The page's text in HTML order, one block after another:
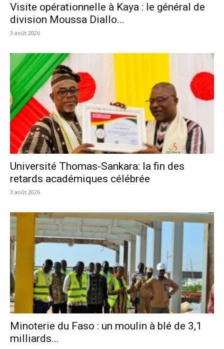
Visite opérationnelle à Kaya : le général de
division Moussa Diallo...
3 août 2026
Université Thomas-Sankara: la fin des
retards académiques célébrée
3 août 2026
Minoterie du Faso : un moulin à blé de 3,1
milliards...